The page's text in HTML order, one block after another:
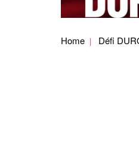
Home Défi